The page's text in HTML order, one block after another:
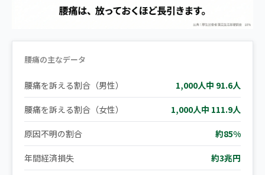
腰痛の主なデータ
腰痛を訴える割合（男性） 1,000人中 91.6人
腰痛を訴える割合（女性） 1,000人中 111.9人
原因不明の割合 約85%
年間経済損失 約3兆円